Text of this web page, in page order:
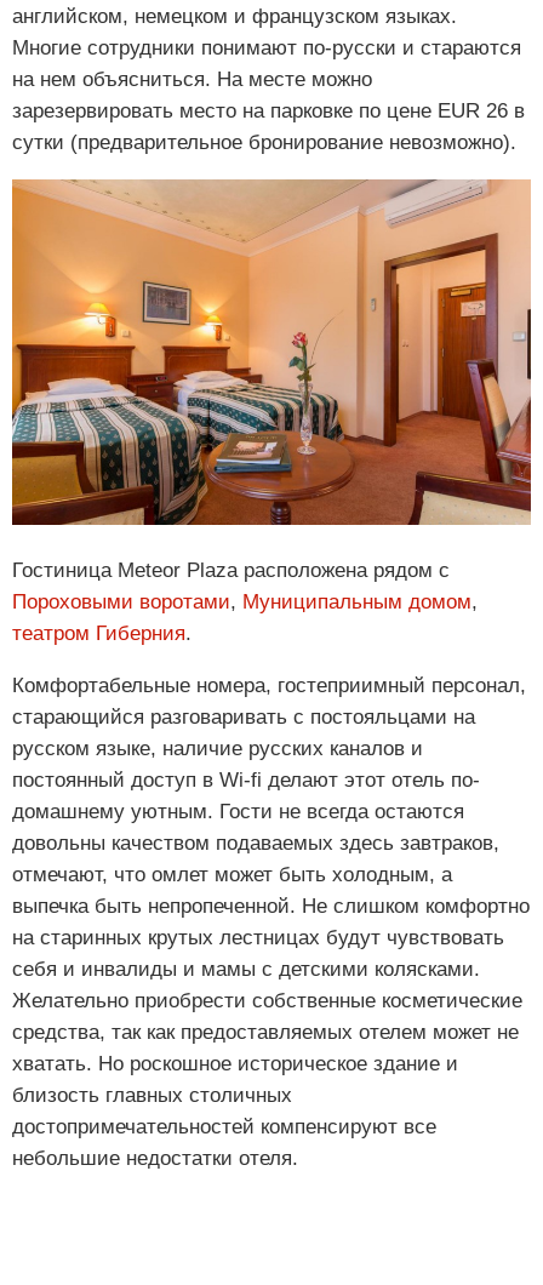
английском, немецком и французском языках.
Многие сотрудники понимают по-русски и стараются
на нем объясниться. На месте можно
зарезервировать место на парковке по цене EUR 26 в
сутки (предварительное бронирование невозможно).
Гостиница Meteor Plaza расположена рядом с
Пороховыми воротами, Муниципальным домом,
театром Гиберния.
Комфортабельные номера, гостеприимный персонал,
старающийся разговаривать с постояльцами на
русском языке, наличие русских каналов и
постоянный доступ в Wi-fi делают этот отель по-
домашнему уютным. Гости не всегда остаются
довольны качеством подаваемых здесь завтраков,
отмечают, что омлет может быть холодным, а
выпечка быть непропеченной. Не слишком комфортно
на старинных крутых лестницах будут чувствовать
себя и инвалиды и мамы с детскими колясками.
Желательно приобрести собственные косметические
средства, так как предоставляемых отелем может не
хватать. Но роскошное историческое здание и
близость главных столичных
достопримечательностей компенсируют все
небольшие недостатки отеля.